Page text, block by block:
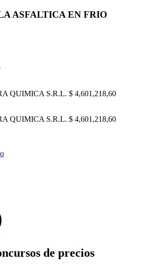
ASFALTICA EN FRIO
QUIMICA S.R.L. $ 4,601,218,60
QUIMICA S.R.L. $ 4,601,218,60
de precios